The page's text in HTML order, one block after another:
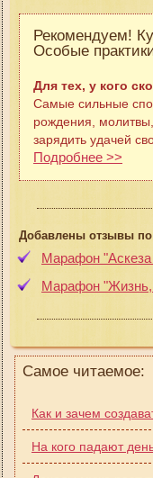
Рекомендуем!
Особые
Для тех, у кого
Самые сильные
рождения,
зарядить удачей
Подробнее >>
Добавлены отзывы
Марафон
Марафон "Жизнь,
Самое читаемое:
Как и зачем
На кого падают